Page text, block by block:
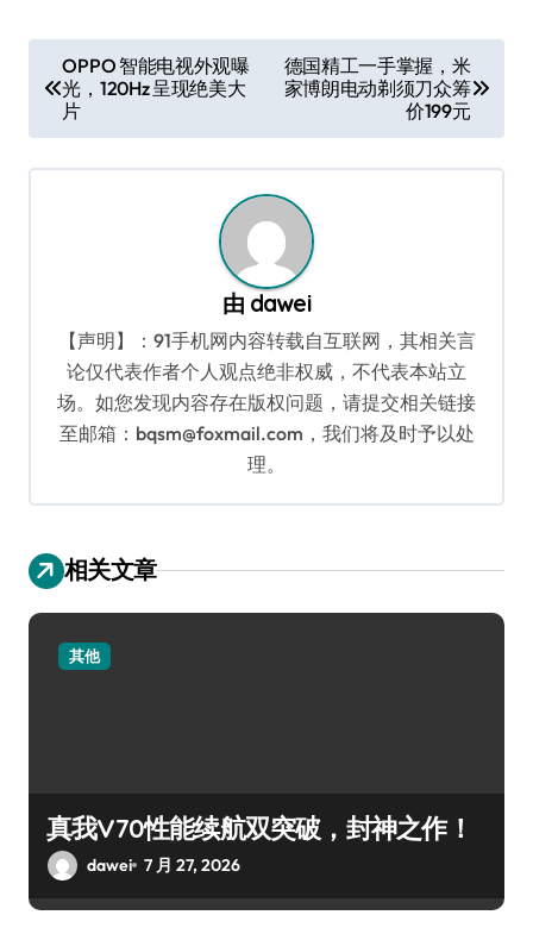
章
导
航
OPPO 智能电视外观曝
光，120Hz 呈现绝美大
片
德国精工一手掌握，米
家博朗电动剃须刀众筹
价199元
由 dawei
【声明】：91手机网内容转载自互联网，其相关言
论仅代表作者个人观点绝非权威，不代表本站立
场。如您发现内容存在版权问题，请提交相关链接
至邮箱：bqsm@foxmail.com，我们将及时予以处
理。
相关文章
其他
真我V70性能续航双突破，封神之作！
dawei 7 月 27, 2026